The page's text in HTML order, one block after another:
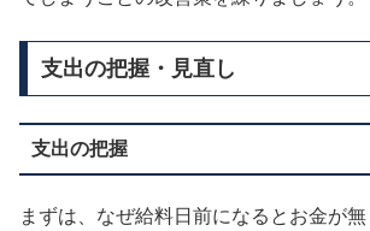
支出の把握・見直し
支出の把握
まずは、なぜ給料日前になるとお金が